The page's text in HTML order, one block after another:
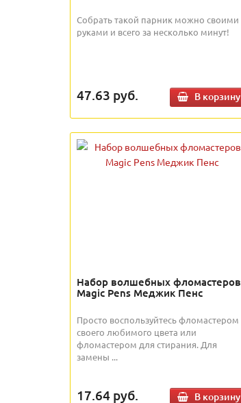
Собрать такой парник можно своими
руками и всего за несколько минут!
47.63 руб. В корзину
Набор волшебных фломастеров
Magic Pens Меджик Пенс
Просто воспользуйтесь фломастером
своего любимого цвета или
фломастером для стирания. Для
замены ...
17.64 руб. В корзину